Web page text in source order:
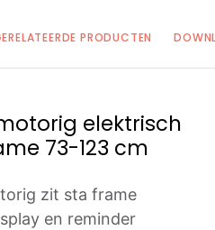
PRODUCTEN
motorig elektrisch
73-123 cm
zit sta frame
en reminder